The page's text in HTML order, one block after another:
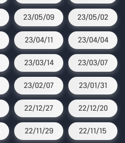
23/05/09 23/05/02
23/04/11 23/04/04
23/03/14 23/03/07
23/02/07 23/01/31
22/12/27 22/12/20
22/11/29 22/11/15